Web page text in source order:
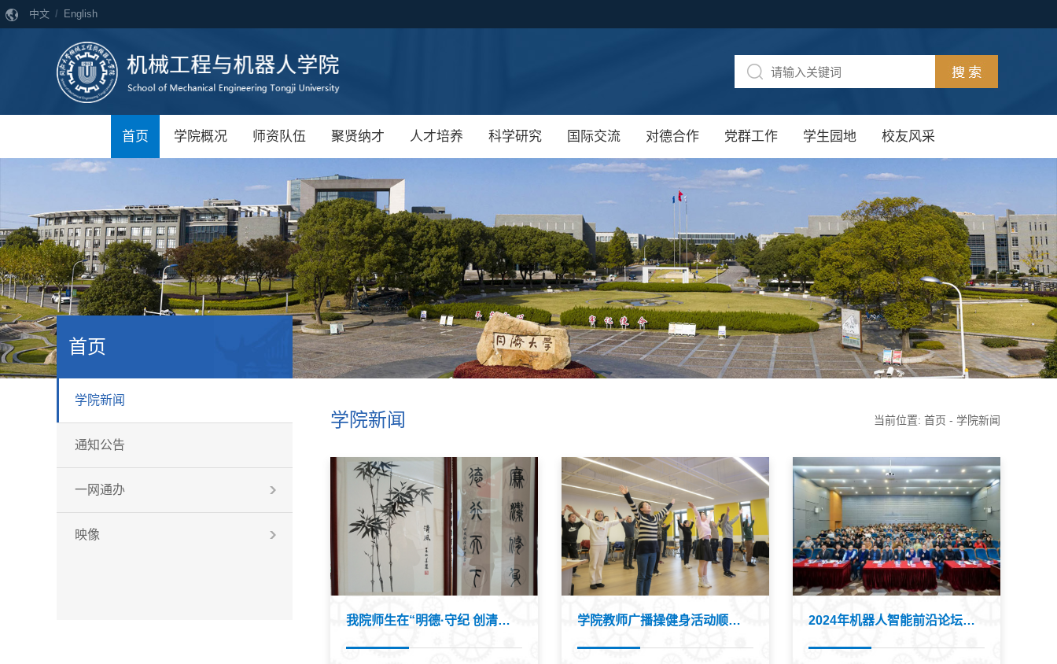
中文 / English
首页 学院概况 师资队伍 聚贤纳才 人才培养 科学研究 国际交流 对德合作 党群工作 学生园地 校友风采
首页
学院新闻
通知公告
一网通办
映像
学院新闻 当前位置: 首页 - 学院新闻
我院师生在“明德·守纪 创清廉同济”廉... 学院教师广播操健身活动顺利开展 2024年机器人智能前沿论坛暨Internation...